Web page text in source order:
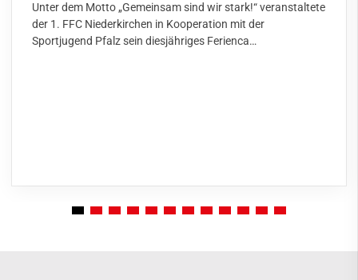
Unter dem Motto „Gemeinsam sind wir stark!“ veranstaltete
der 1. FFC Niederkirchen in Kooperation mit der
Sportjugend Pfalz sein diesjähriges Ferienca…